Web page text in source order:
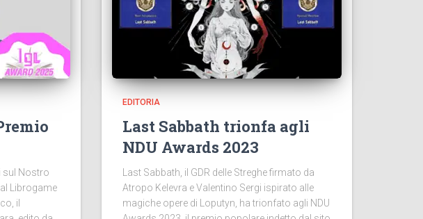
sul Nostro
Librogame
il
EDITORIA
Last Sabbath trionfa agli
NDU Awards 2023
Last Sabbath, il GDR delle Streghe firmato da
Atropo Kelevra e Valentino Sergi ispirato alle
magiche opere di Loputyn, ha trionfato agli NDU